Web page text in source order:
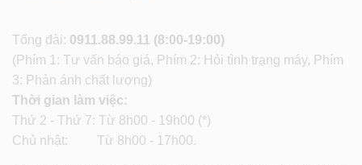
Tổng đài: 0911.88.99.11 (8:00-19:00)
(Phím 1: Tư vấn báo giá, Phím 2: Hỏi tình trạng máy, Phím
3: Phản ánh chất lượng)
Thời gian làm việc:
Thứ 2 - Thứ 7: Từ 8h00 - 19h00 (*)
Chủ nhật: Từ 8h00 - 17h00.